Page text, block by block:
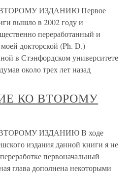
ИЗДАНИЮ Первое
вышло в 2002 году и
переработанный и
докторской (Ph. D.)
в Стэнфордском университете
около трех лет назад
КО ВТОРОМУ
ИЗДАНИЮ В ходе
издания данной книги я не
первоначальный
глава дополнена некоторыми